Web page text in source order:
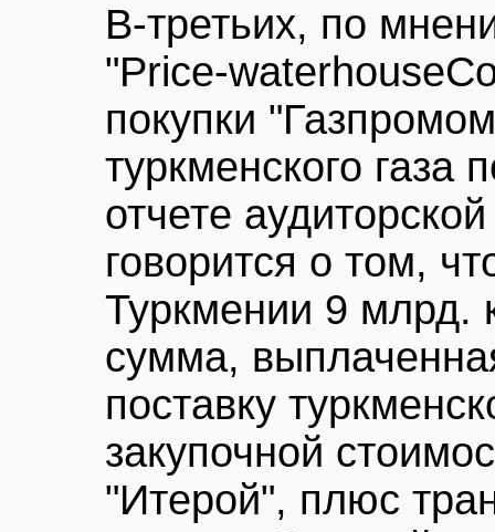
В-третьих, по
"Price-
покупки
туркменского
отчете
говорится о том,
Туркмении 9 млрд.
сумма,
поставку
закупочной
"Итерой", плюс